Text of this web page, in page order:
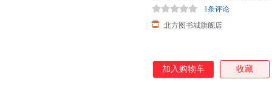
北方图书城旗舰店
1条评论
加入购物车 收藏